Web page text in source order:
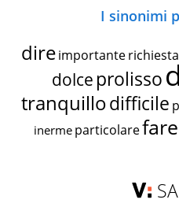
I sinonimi
dire importante richiesta
dolce prolisso
tranquillodifficile
inerme particolarefare